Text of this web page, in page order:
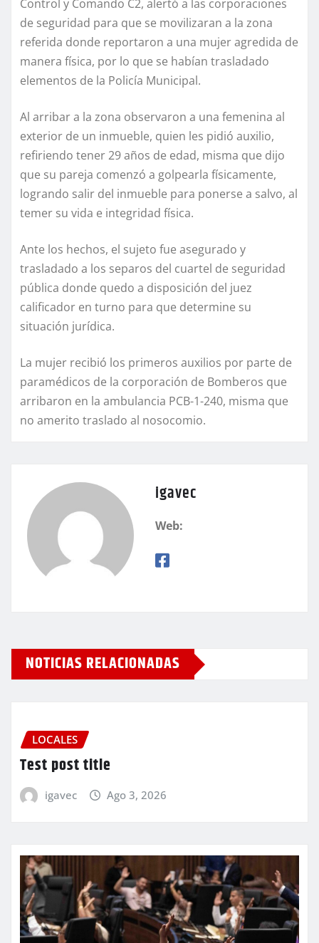
Control y Comando C2, alertó a las corporaciones
de seguridad para que se movilizaran a la zona
referida donde reportaron a una mujer agredida de
manera física, por lo que se habían trasladado
elementos de la Policía Municipal.
Al arribar a la zona observaron a una femenina al
exterior de un inmueble, quien les pidió auxilio,
refiriendo tener 29 años de edad, misma que dijo
que su pareja comenzó a golpearla físicamente,
logrando salir del inmueble para ponerse a salvo, al
temer su vida e integridad física.
Ante los hechos, el sujeto fue asegurado y
trasladado a los separos del cuartel de seguridad
pública donde quedo a disposición del juez
calificador en turno para que determine su
situación jurídica.
La mujer recibió los primeros auxilios por parte de
paramédicos de la corporación de Bomberos que
arribaron en la ambulancia PCB-1-240, misma que
no amerito traslado al nosocomio.
igavec
Web:
NOTICIAS RELACIONADAS
LOCALES
Test post title
igavec Ago 3, 2026